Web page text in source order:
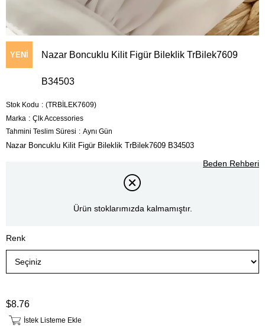
YENI Nazar Boncuklu Kilit Figür Bileklik TrBilek7609
B34503
Stok Kodu
(TRBİLEK7609)
Marka : Çlk Accessories
Tahmini Teslim Süresi : Aynı Gün
Nazar Boncuklu Kilit Figür Bileklik TrBilek7609 B34503
Beden Rehberi
Ürün stoklarımızda kalmamıştır.
Renk
$8.76
İstek Listeme Ekle